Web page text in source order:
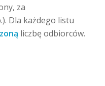
za
Dla każdego listu
liczbę odbiorców.